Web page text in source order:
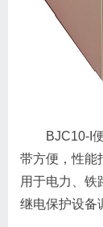
BJC10-I
带方便，性能
用于电力、铁
继电保护设备